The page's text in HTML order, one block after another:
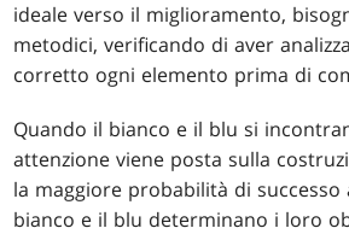
ideale verso il miglioramento,
metodici, verificando di aver
corretto ogni elemento prima di
Quando il bianco e il blu si
attenzione viene posta sulla
la maggiore probabilità di
bianco e il blu determinano i loro